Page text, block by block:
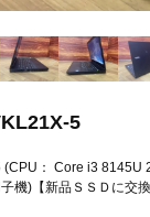
5
： Core i3 8145U
機)【新品ＳＳＤに交